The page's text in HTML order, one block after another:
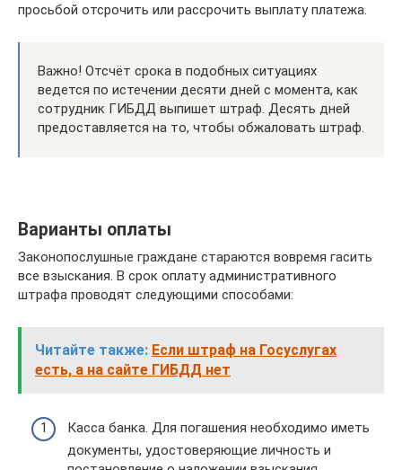
просьбой отсрочить или рассрочить выплату платежа.
Важно! Отсчёт срока в подобных ситуациях
ведется по истечении десяти дней с момента, как
сотрудник ГИБДД выпишет штраф. Десять дней
предоставляется на то, чтобы обжаловать штраф.
Варианты оплаты
Законопослушные граждане стараются вовремя гасить
все взыскания. В срок оплату административного
штрафа проводят следующими способами:
Читайте также: Если штраф на Госуслугах
есть, а на сайте ГИБДД нет
Касса банка. Для погашения необходимо иметь
документы, удостоверяющие личность и